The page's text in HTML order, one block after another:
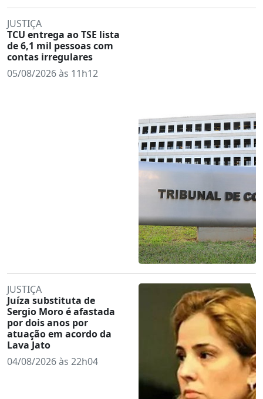
JUSTIÇA
TCU entrega ao TSE lista
de 6,1 mil pessoas com
contas irregulares
05/08/2026 às 11h12
JUSTIÇA
Juíza substituta de
Sergio Moro é afastada
por dois anos por
atuação em acordo da
Lava Jato
04/08/2026 às 22h04